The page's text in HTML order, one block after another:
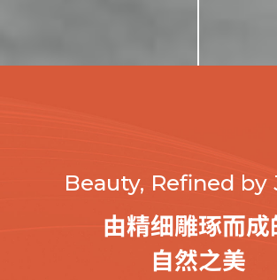
Beauty, Refined by
由精细雕琢而成
自然之美